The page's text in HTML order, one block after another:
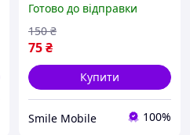
глянсовий акрил, з
принтом «дівчина з
вінком», протиударний ба
Готово до відправки
75₴
150 ₴
Купити
Smile Mobile 100%